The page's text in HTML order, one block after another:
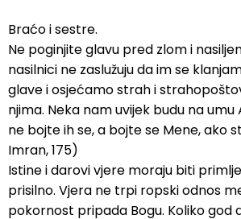
Braćo i sestre.
Ne poginjite glavu pred zlom i
nasilnici ne zaslužuju da im se
glave i osjećamo strah i
njima. Neka nam uvijek budu na umu
ne bojte ih se, a bojte se Mene, ako
Imran, 175)
Istine i darovi vjere moraju biti
prisilno. Vjera ne trpi ropski odnos
pokornost pripada Bogu. Koliko god